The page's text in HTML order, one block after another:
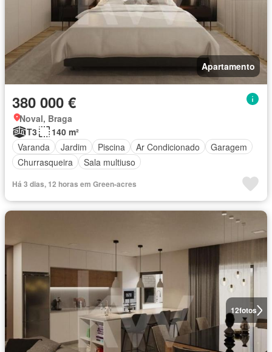
Apartamento
380 000 €
Noval, Braga
T3
140 m²
Varanda
Jardim Piscina Ar Condicionado
Garagem
Churrasqueira
Sala multiuso
Há 3 dias, 12 horas em Green-acres
12fotos